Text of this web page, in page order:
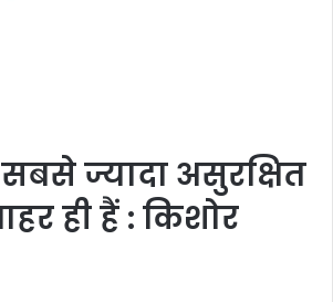
सबसे ज्यादा असुरक्षित
ही हैं : किशोर